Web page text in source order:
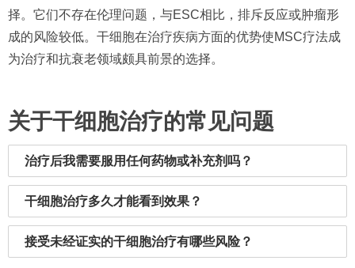
择。它们不存在伦理问题，与ESC相比，排斥反应或肿瘤形
成的风险较低。干细胞在治疗疾病方面的优势使MSC疗法成
为治疗和抗衰老领域颇具前景的选择。
关于干细胞治疗的常见问题
治疗后我需要服用任何药物或补充剂吗？
干细胞治疗多久才能看到效果？
接受未经证实的干细胞治疗有哪些风险？